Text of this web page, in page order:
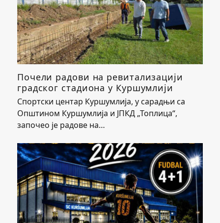
Почели радови на ревитализацији
градског стадиона у Куршумлији
Спортски центар Куршумлија, у сарадњи са
Општином Куршумлија и ЈПКД „Топлица“,
започео је радове на…